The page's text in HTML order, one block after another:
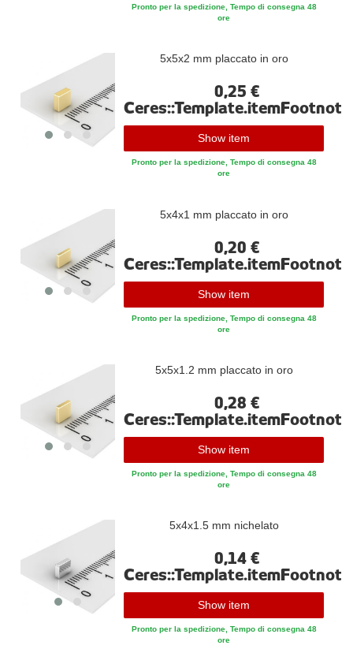
Pronto per la spedizione, Tempo di consegna 48
ore
5x5x2 mm placcato in oro
0,25 €
Ceres::Template.itemFootnote
Show item
Pronto per la spedizione, Tempo di consegna 48
ore
5x4x1 mm placcato in oro
0,20 €
Ceres::Template.itemFootnote
Show item
Pronto per la spedizione, Tempo di consegna 48
ore
5x5x1.2 mm placcato in oro
0,28 €
Ceres::Template.itemFootnote
Show item
Pronto per la spedizione, Tempo di consegna 48
ore
5x4x1.5 mm nichelato
0,14 €
Ceres::Template.itemFootnote
Show item
Pronto per la spedizione, Tempo di consegna 48
ore